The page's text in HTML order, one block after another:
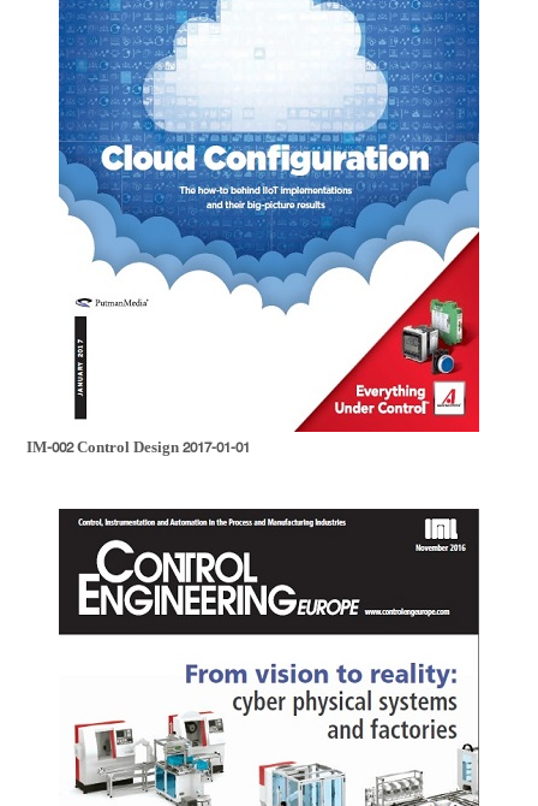
IM-002 Control Design 2017-01-01